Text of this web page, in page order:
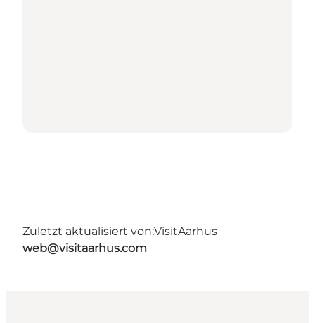
Zuletzt aktualisiert von:VisitAarhus
web@visitaarhus.com